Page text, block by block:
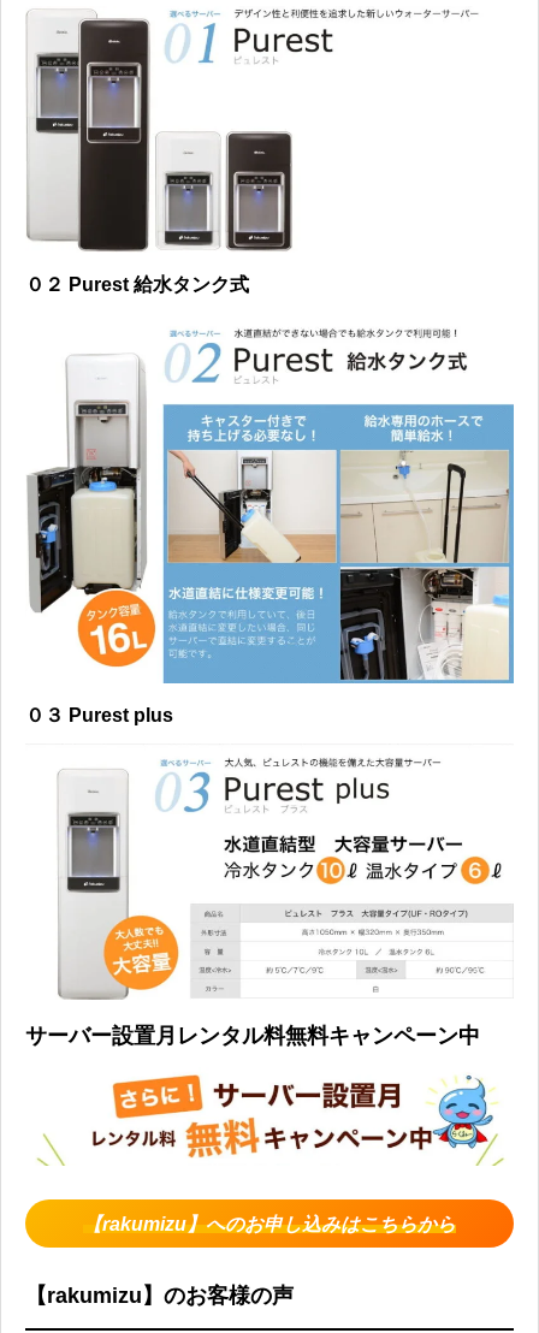
０２ Purest 給水タンク式
０３ Purest plus
サーバー設置月レンタル料無料キャンペーン中
【rakumizu】へのお申し込みはこちらから
【rakumizu】のお客様の声